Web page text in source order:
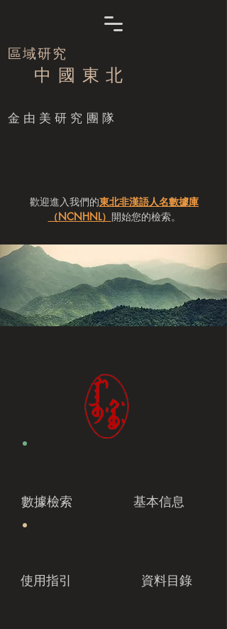
區域研究
中 國 東 北
​金由美研究團隊
歡迎進入我們的東北非漢語人名數據庫
（NCNHNL） 開始您的檢索。
數據檢索 基本信息
使用指引 資料目錄